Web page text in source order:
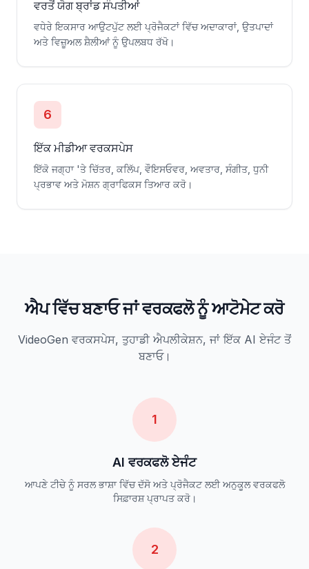
ਵਰਤੋਂ ਯੋਗ ਬ੍ਰਾਂਡ ਸੰਪਤੀਆਂ
ਵਧੇਰੇ ਇਕਸਾਰ ਆਉਟਪੁੱਟ ਲਈ ਪ੍ਰੋਜੈਕਟਾਂ ਵਿੱਚ ਅਦਾਕਾਰਾਂ, ਉਤਪਾਦਾਂ
ਅਤੇ ਵਿਜ਼ੂਅਲ ਸ਼ੈਲੀਆਂ ਨੂੰ ਉਪਲਬਧ ਰੱਖੋ।
6
ਇੱਕ ਮੀਡੀਆ ਵਰਕਸਪੇਸ
ਇੱਕੋ ਜਗ੍ਹਾ 'ਤੇ ਚਿੱਤਰ, ਕਲਿੱਪ, ਵੌਇਸਓਵਰ, ਅਵਤਾਰ, ਸੰਗੀਤ, ਧੁਨੀ
ਪ੍ਰਭਾਵ ਅਤੇ ਮੋਸ਼ਨ ਗ੍ਰਾਫਿਕਸ ਤਿਆਰ ਕਰੋ।
ਐਪ ਵਿੱਚ ਬਣਾਓ ਜਾਂ ਵਰਕਫਲੋ ਨੂੰ ਆਟੋਮੇਟ ਕਰੋ
VideoGen ਵਰਕਸਪੇਸ, ਤੁਹਾਡੀ ਐਪਲੀਕੇਸ਼ਨ, ਜਾਂ ਇੱਕ AI ਏਜੰਟ ਤੋਂ
ਬਣਾਓ।
1
AI ਵਰਕਫਲੋ ਏਜੰਟ
ਆਪਣੇ ਟੀਚੇ ਨੂੰ ਸਰਲ ਭਾਸ਼ਾ ਵਿੱਚ ਦੱਸੋ ਅਤੇ ਪ੍ਰੋਜੈਕਟ ਲਈ ਅਨੁਕੂਲ ਵਰਕਫਲੋ
ਸਿਫ਼ਾਰਸ਼ ਪ੍ਰਾਪਤ ਕਰੋ।
2